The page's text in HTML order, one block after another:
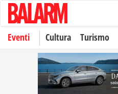
Eventi Cultura Turismo